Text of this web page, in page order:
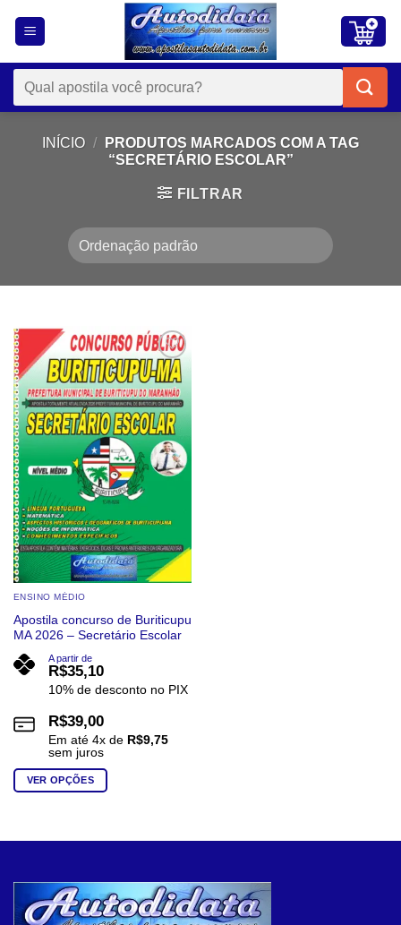
Pesquisar
por:
INÍCIO /
PRODUTOS MARCADOS COM A TAG
“SECRETÁRIO ESCOLAR”
FILTRAR
Add to
wishlist
ENSINO MÉDIO
Apostila concurso de Buriticupu
MA 2026 – Secretário Escolar
A partir de
R$35,10
10% de desconto no PIX
R$39,00
Em até 4x de R$9,75
sem juros
VER OPÇÕES
tem
opções